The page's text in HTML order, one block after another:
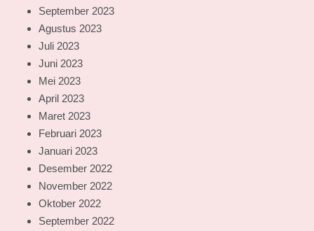
September 2023
Agustus 2023
Juli 2023
Juni 2023
Mei 2023
April 2023
Maret 2023
Februari 2023
Januari 2023
Desember 2022
November 2022
Oktober 2022
September 2022